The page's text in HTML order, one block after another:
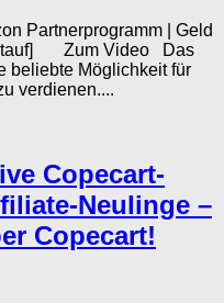
Partnerprogramm | Geld
Zum Video Das
beliebte Möglichkeit für
verdienen....
Copecart-
Neulinge –
Copecart!